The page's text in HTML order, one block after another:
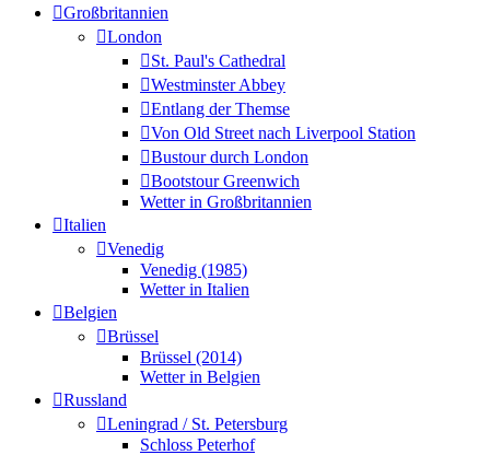
Großbritannien
London
St. Paul's Cathedral
Westminster Abbey
Entlang der Themse
Von Old Street nach Liverpool Station
Bustour durch London
Bootstour Greenwich
Wetter in Großbritannien
Italien
Venedig
Venedig (1985)
Wetter in Italien
Belgien
Brüssel
Brüssel (2014)
Wetter in Belgien
Russland
Leningrad / St. Petersburg
Schloss Peterhof